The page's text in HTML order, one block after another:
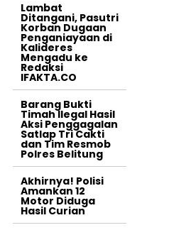
Lambat
Ditangani, Pasutri
Korban Dugaan
Penganiayaan di
Kalideres
Mengadu ke
Redaksi
IFAKTA.CO
Barang Bukti
Timah Ilegal Hasil
Aksi Penggagalan
Satlap Tri Cakti
dan Tim Resmob
Polres Belitung
Akhirnya! Polisi
Amankan 12
Motor Diduga
Hasil Curian